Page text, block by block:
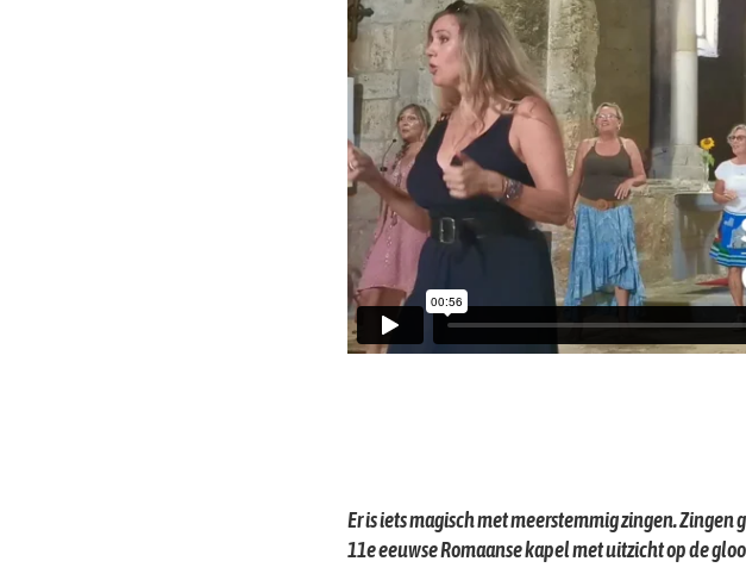
Er is iets magisch met meerstemmig zingen.
11e eeuwse Romaanse kapel met uitzicht op de